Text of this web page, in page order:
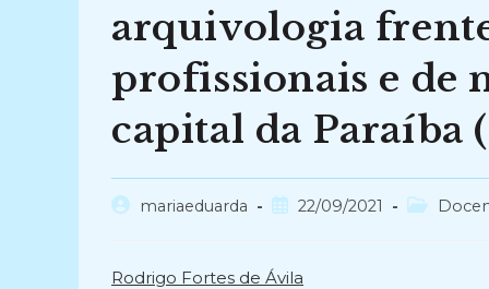
arquivologia
profissionais e de
capital da Paraíba
Autormariaeduarda
Post22/09/2021
Categoria
Rodrigo Fortes de Ávila